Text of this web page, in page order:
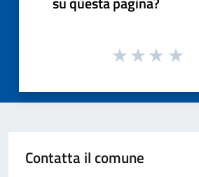
Contatta il comune